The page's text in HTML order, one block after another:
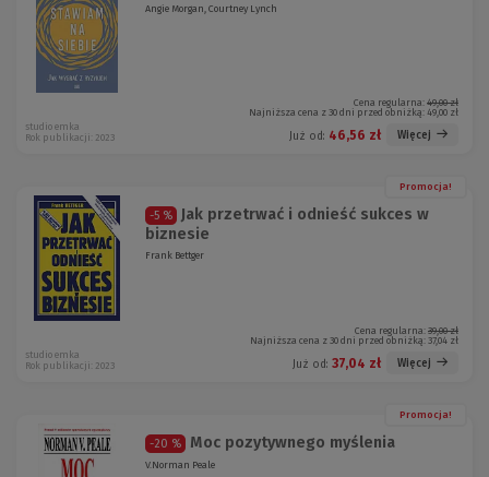
Angie Morgan, Courtney Lynch
Cena regularna: 49,00 zł
Najniższa cena z 30 dni przed obniżką: 49,00 zł
Już od: 46,56 zł Więcej
studio emka
Rok publikacji: 2023
Promocja!
-5 %
Jak przetrwać i odnieść sukces w
biznesie
Frank Bettger
Cena regularna: 39,00 zł
Najniższa cena z 30 dni przed obniżką: 37,04 zł
Już od: 37,04 zł Więcej
studio emka
Rok publikacji: 2023
Promocja!
-20 % Moc pozytywnego myślenia
V.Norman Peale